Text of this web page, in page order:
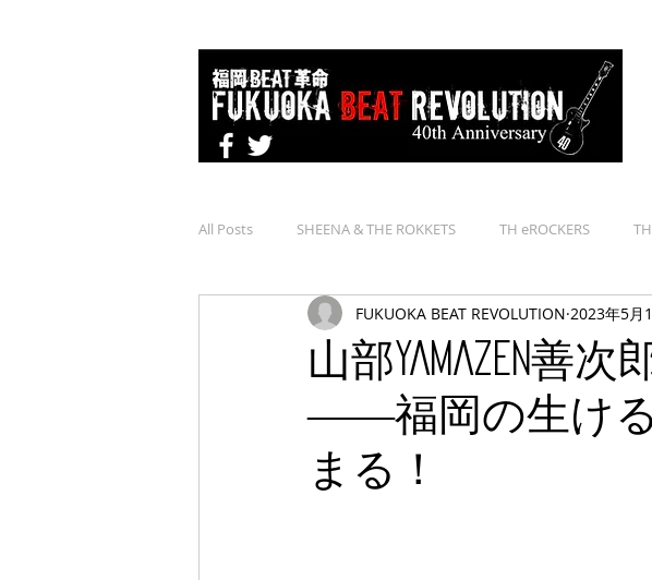
All Posts SHEENA & THE ROKKETS TH eROCKERS
山部YAMAZEN善
――福岡の生ける
まる！
FUKUOKA BEAT REVOLUTION 2023年5月